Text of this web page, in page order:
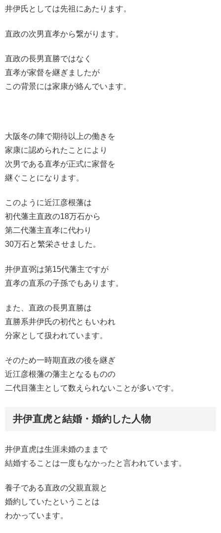
井伊氏としては先祖にあたります。
直政の次男直孝から繋がります。
直政の長男直勝ではなく
直孝が家督を継ぎましたが
この背景には家康が絡んでいます。
大阪冬の陣で期待以上の働きを
家康に認められたことにより
次男である直孝が正式に家督を
継ぐことになります。
このように近江彦根藩は
初代藩主直政の18万石から
第二代藩主直孝に代わり
30万石と繁栄させました。
井伊直弼は第15代藩主ですが
直孝の直系の子孫でもあります。
また、直政の長男直勝は
直勝系井伊氏の初代ともいわれ
分家として扱われています。
そのため一時期直政の後を継ぎ
近江彦根藩の藩主となるものの
二代目藩主として数えられないことが多いです。
井伊直虎と結婚・婚約した人物
井伊直虎は生涯未婚のままで
結婚することは一度もなかったと言われています。
養子である直政の父親直親と
婚約していたということは
わかっています。